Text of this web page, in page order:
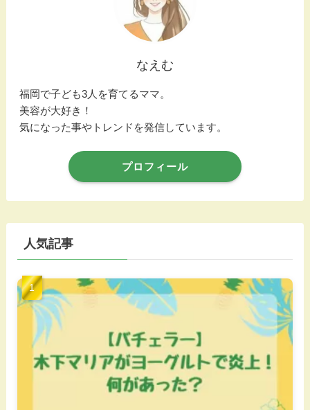
なえむ
福岡で子ども3人を育てるママ。
美容が大好き！
気になった事やトレンドを発信しています。
プロフィール
人気記事